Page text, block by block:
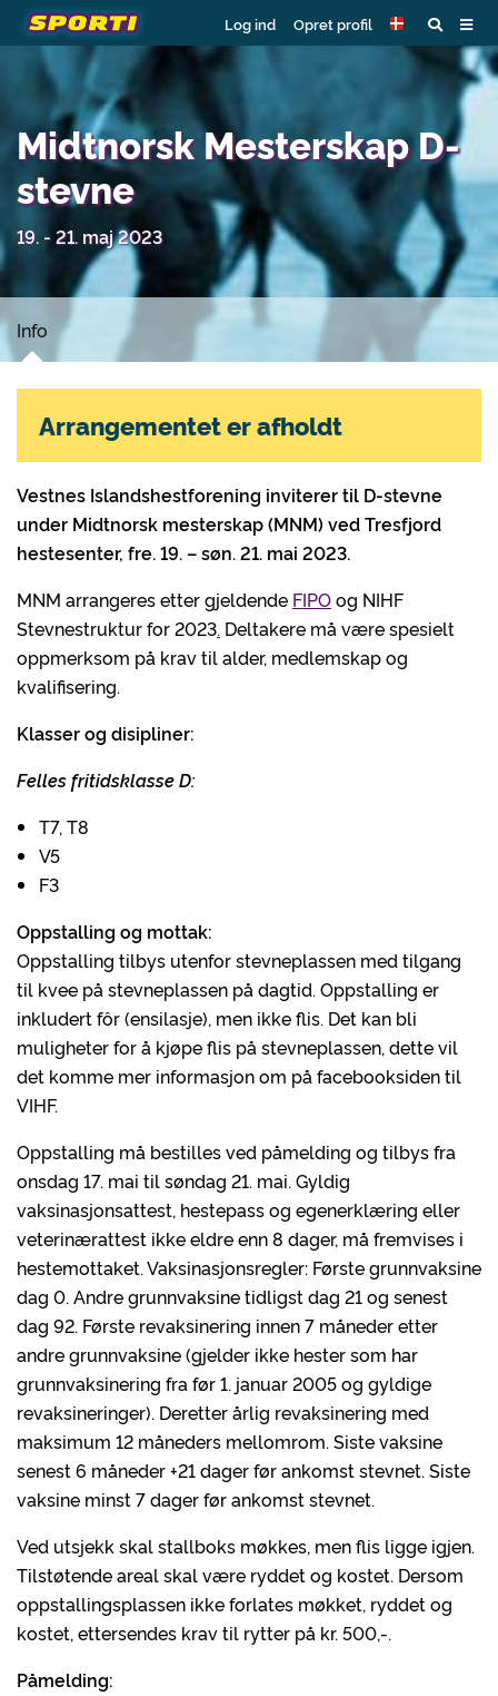
Log ind Opret profil
Midtnorsk Mesterskap D-
stevne
19. - 21. maj 2023
Info
Vestnes Islandshestforening inviterer til D-stevne
under Midtnorsk mesterskap (MNM) ved Tresfjord
hestesenter, fre. 19. – søn. 21. mai 2023.
MNM arrangeres etter gjeldende FIPOog NIHF
Stevnestruktur for 2023. Deltakere må være spesielt
oppmerksom på krav til alder, medlemskap og
kvalifisering.
Klasser og disipliner:
Felles fritidsklasse D:
T7, T8
V5
F3
Oppstalling og mottak:
Oppstalling tilbys utenfor stevneplassen med tilgang
til kvee på stevneplassen på dagtid. Oppstalling er
inkludert fôr (ensilasje), men ikke flis. Det kan bli
muligheter for å kjøpe flis på stevneplassen, dette vil
det komme mer informasjon om på facebooksiden til
VIHF.
Oppstalling må bestilles ved påmelding og tilbys fra
onsdag 17. mai til søndag 21. mai. Gyldig
vaksinasjonsattest, hestepass og egenerklæring eller
veterinærattest ikke eldre enn 8 dager, må fremvises i
hestemottaket. Vaksinasjonsregler: Første grunnvaksine
dag 0. Andre grunnvaksine tidligst dag 21 og senest
dag 92. Første revaksinering innen 7 måneder etter
andre grunnvaksine (gjelder ikke hester som har
grunnvaksinering fra før 1. januar 2005 og gyldige
revaksineringer). Deretter årlig revaksinering med
maksimum 12 måneders mellomrom. Siste vaksine
senest 6 måneder +21 dager før ankomst stevnet. Siste
vaksine minst 7 dager før ankomst stevnet.
Ved utsjekk skal stallboks møkkes, men flis ligge igjen.
Tilstøtende areal skal være ryddet og kostet. Dersom
oppstallingsplassen ikke forlates møkket, ryddet og
kostet, ettersendes krav til rytter på kr. 500,-.
Påmelding:
Arrangementet er afholdt